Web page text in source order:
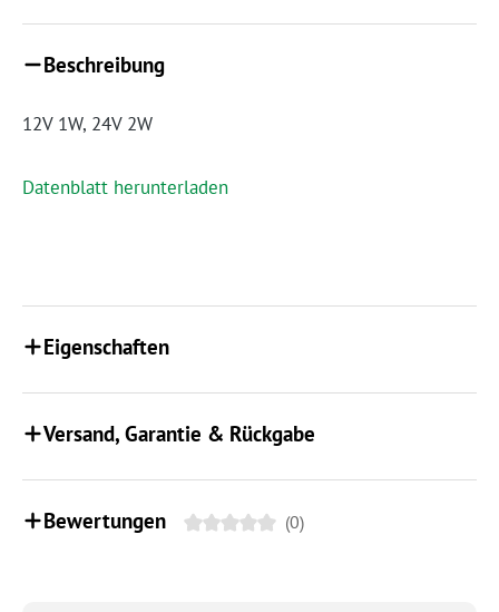
Beschreibung
12V 1W, 24V 2W
Datenblatt herunterladen
Eigenschaften
Versand, Garantie & Rückgabe
Bewertungen (0)